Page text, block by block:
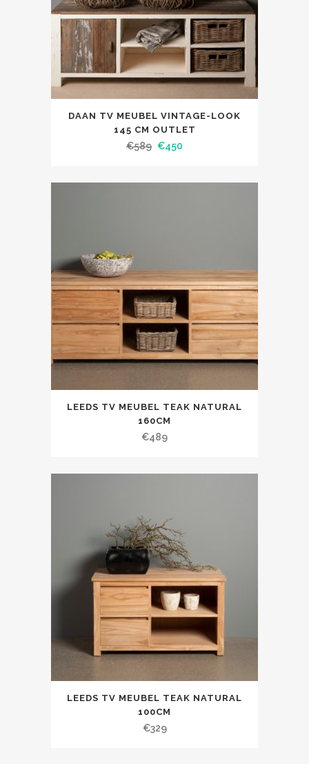
DAAN TV MEUBEL VINTAGE-LOOK
145 CM OUTLET
€589 €450
LEEDS TV MEUBEL TEAK NATURAL
160CM
€489
LEEDS TV MEUBEL TEAK NATURAL
100CM
€329